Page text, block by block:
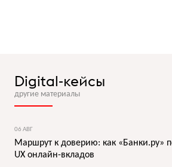
Digital-кейсы
другие материалы
06 АВГ
Маршрут к доверию: как «Банки.ру»
UX онлайн-вкладов